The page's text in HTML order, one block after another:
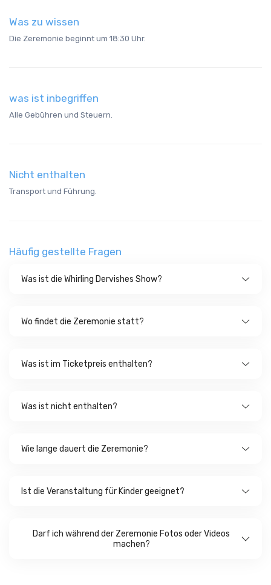
Was zu wissen
Die Zeremonie beginnt um 18:30 Uhr.
was ist inbegriffen
Alle Gebühren und Steuern.
Nicht enthalten
Transport und Führung.
Häufig gestellte Fragen
Was ist die Whirling Dervishes Show?
Wo findet die Zeremonie statt?
Was ist im Ticketpreis enthalten?
Was ist nicht enthalten?
Wie lange dauert die Zeremonie?
Ist die Veranstaltung für Kinder geeignet?
Darf ich während der Zeremonie Fotos oder Videos
machen?